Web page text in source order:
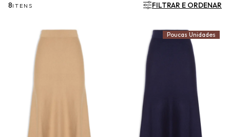
8ITENS FILTRAR E ORDENAR
Poucas Unidades